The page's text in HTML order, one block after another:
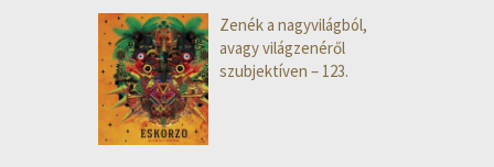
Zenék a nagyvilágból,
avagy világzenéről
szubjektíven – 123.